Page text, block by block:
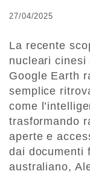
27/04/2025
La recente
nucleari
Google Earth
semplice
come
trasformando
aperte e
dai documenti
australiano,